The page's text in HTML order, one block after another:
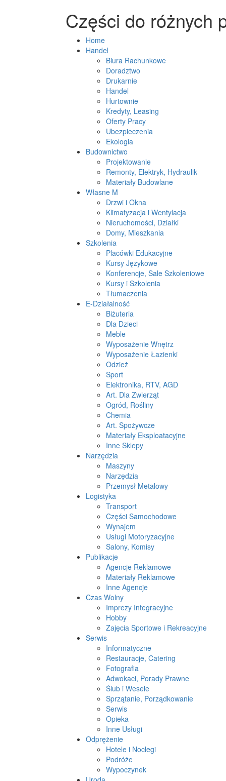
Części do różnych
Home
Handel
Biura Rachunkowe
Doradztwo
Drukarnie
Handel
Hurtownie
Kredyty, Leasing
Oferty Pracy
Ubezpieczenia
Ekologia
Budownictwo
Projektowanie
Remonty, Elektryk, Hydraulik
Materiały Budowlane
Własne M
Drzwi i Okna
Klimatyzacja i Wentylacja
Nieruchomości, Działki
Domy, Mieszkania
Szkolenia
Placówki Edukacyjne
Kursy Językowe
Konferencje, Sale Szkoleniowe
Kursy i Szkolenia
Tłumaczenia
E-Działalność
Biżuteria
Dla Dzieci
Meble
Wyposażenie Wnętrz
Wyposażenie Łazienki
Odzież
Sport
Elektronika, RTV, AGD
Art. Dla Zwierząt
Ogród, Rośliny
Chemia
Art. Spożywcze
Materiały Eksploatacyjne
Inne Sklepy
Narzędzia
Maszyny
Narzędzia
Przemysł Metalowy
Logistyka
Transport
Części Samochodowe
Wynajem
Usługi Motoryzacyjne
Salony, Komisy
Publikacje
Agencje Reklamowe
Materiały Reklamowe
Inne Agencje
Czas Wolny
Imprezy Integracyjne
Hobby
Zajęcia Sportowe i Rekreacyjne
Serwis
Informatyczne
Restauracje, Catering
Fotografia
Adwokaci, Porady Prawne
Ślub i Wesele
Sprzątanie, Porządkowanie
Serwis
Opieka
Inne Usługi
Odprężenie
Hotele i Noclegi
Podróże
Wypoczynek